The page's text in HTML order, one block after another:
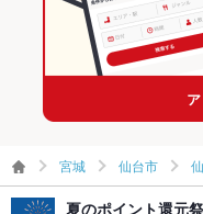
仙台駅のグルメランキング
仙台駅の居酒屋ランキング
仙台駅の海鮮ランキング
宮城 仙台市
夏のポイント還元